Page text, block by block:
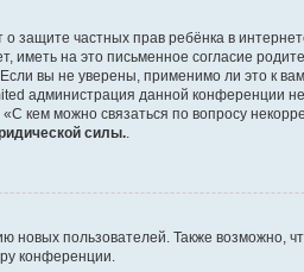
о защите частных прав ребёнка в
на это письменное согласие
вы не уверены, применимо ли это к
администрация данной конференции
кем можно связаться по вопросу
силы..
новых пользователей. Также возможно,
конференции.